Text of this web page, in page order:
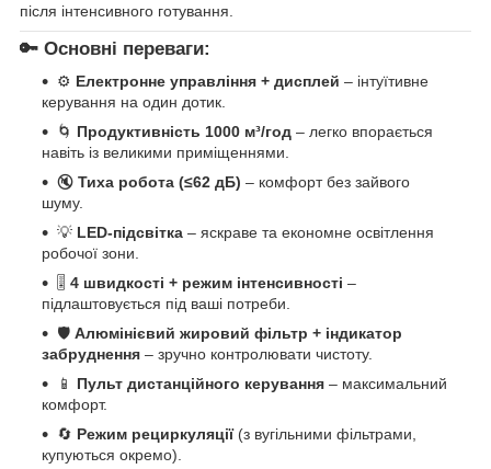
після інтенсивного готування.
🔑 Основні переваги:
⚙️ Електронне управління + дисплей – інтуїтивне
керування на один дотик.
🌀 Продуктивність 1000 м³/год – легко впорається
навіть із великими приміщеннями.
🔇 Тиха робота (≤62 дБ) – комфорт без зайвого
шуму.
💡 LED-підсвітка – яскраве та економне освітлення
робочої зони.
🎚️ 4 швидкості + режим інтенсивності –
підлаштовується під ваші потреби.
🛡️ Алюмінієвий жировий фільтр + індикатор
забруднення – зручно контролювати чистоту.
📱 Пульт дистанційного керування – максимальний
комфорт.
🔄 Режим рециркуляції(з вугільними фільтрами,
купуються окремо).